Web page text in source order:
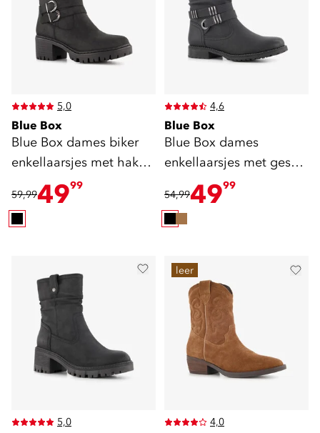
5,0
Blue Box
Blue Box dames biker
enkellaarsjes met hak
59,994999
4,6
Blue Box
Blue Box dames
enkellaarsjes met gesp
54,994999
5,0
leer
4,0